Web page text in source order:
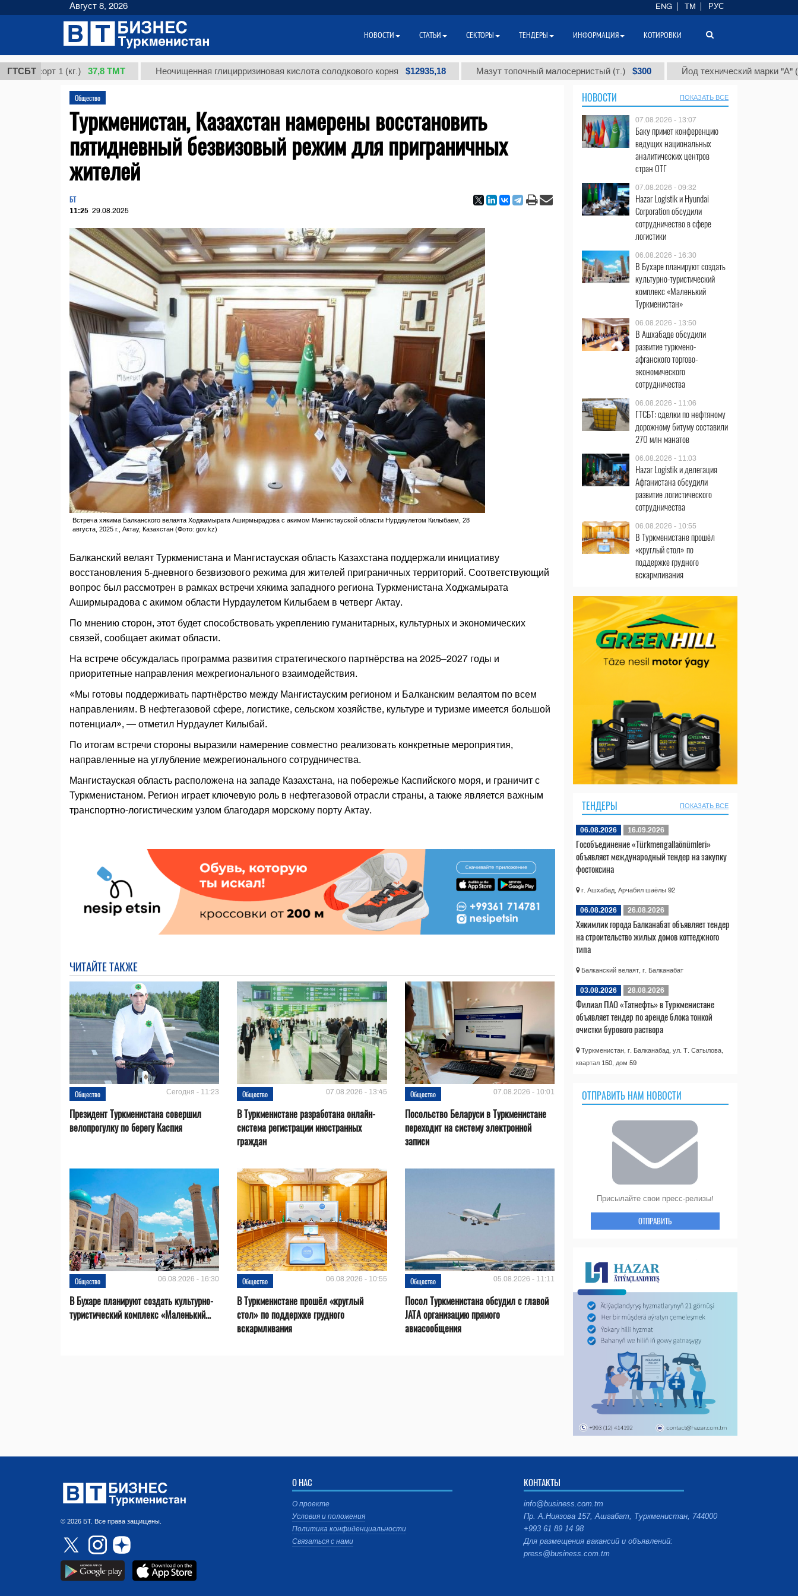
ГТСБТ1 (кг.) 37,8 ТМТ Неочищенная глицирризиновая кислота солодкового корня $12935,18 Мазут топочный малосернистый (т.) $300 Йод технический марки "А" (т.) $86
Общество
Туркменистан, Казахстан намерены восстановить
пятидневный безвизовый режим для приграничных
жителей
БТ
11:25 29.08.2025
Встреча хякима Балканского велаята Ходжамырата Аширмырадова с акимом Мангистауской области Нурдаулетом Килыбаем, 28
августа, 2025 г., Актау, Казахстан (Фото: gov.kz)
Балканский велаят Туркменистана и Мангистауская область Казахстана поддержали инициативу
восстановления 5-дневного безвизового режима для жителей приграничных территорий. Соответствующий
вопрос был рассмотрен в рамках встречи хякима западного региона Туркменистана Ходжамырата
Аширмырадова с акимом области Нурдаулетом Килыбаем в четверг Актау.
По мнению сторон, этот будет способствовать укреплению гуманитарных, культурных и экономических
связей, сообщает акимат области.
На встрече обсуждалась программа развития стратегического партнёрства на 2025–2027 годы и
приоритетные направления межрегионального взаимодействия.
«Мы готовы поддерживать партнёрство между Мангистауским регионом и Балканским велаятом по всем
направлениям. В нефтегазовой сфере, логистике, сельском хозяйстве, культуре и туризме имеется большой
потенциал», — отметил Нурдаулет Килыбай.
По итогам встречи стороны выразили намерение совместно реализовать конкретные мероприятия,
направленные на углубление межрегионального сотрудничества.
Мангистауская область расположена на западе Казахстана, на побережье Каспийского моря, и граничит с
Туркменистаном. Регион играет ключевую роль в нефтегазовой отрасли страны, а также является важным
транспортно-логистическим узлом благодаря морскому порту Актау.
ЧИТАЙТЕ ТАКЖЕ
Общество Сегодня - 11:23
Президент Туркменистана совершил
велопрогулку по берегу Каспия
Общество 07.08.2026 - 13:45
В Туркменистане разработана онлайн-
система регистрации иностранных
граждан
Общество 07.08.2026 - 10:01
Посольство Беларуси в Туркменистане
переходит на систему электронной
записи
Общество 06.08.2026 - 16:30
В Бухаре планируют создать культурно-
туристический комплекс «Маленький...
Общество 06.08.2026 - 10:55
В Туркменистане прошёл «круглый
стол» по поддержке грудного
вскармливания
Общество 05.08.2026 - 11:11
Посол Туркменистана обсудил с главой
JATA организацию прямого
авиасообщения
НОВОСТИ ПОКАЗАТЬ ВСЕ
07.08.2026 - 13:07
Баку примет конференцию
ведущих национальных
аналитических центров
стран ОТГ
07.08.2026 - 09:32
Hazar Logistik и Hyundai
Corporation обсудили
сотрудничество в сфере
логистики
06.08.2026 - 16:30
В Бухаре планируют создать
культурно-туристический
комплекс «Маленький
Туркменистан»
06.08.2026 - 13:50
В Ашхабаде обсудили
развитие туркмено-
афганского торгово-
экономического
сотрудничества
06.08.2026 - 11:06
ГТСБТ: сделки по нефтяному
дорожному битуму составили
270 млн манатов
06.08.2026 - 11:03
Hazar Logistik и делегация
Афганистана обсудили
развитие логистического
сотрудничества
06.08.2026 - 10:55
В Туркменистане прошёл
«круглый стол» по
поддержке грудного
вскармливания
ТЕНДЕРЫ ПОКАЗАТЬ ВСЕ
06.08.2026 16.09.2026
Гособъединение «Türkmengallaönümleri»
объявляет международный тендер на закупку
фостоксина
г. Ашхабад, Арчабил шаёлы 92
06.08.2026 26.08.2026
Хякимлик города Балканабат объявляет тендер
на строительство жилых домов коттеджного
типа
Балканский велаят, г. Балканабат
03.08.2026 28.08.2026
Филиал ПАО «Татнефть» в Туркменистане
объявляет тендер по аренде блока тонкой
очистки бурового раствора
Туркменистан, г. Балканабад, ул. Т. Сатылова,
квартал 150, дом 59
ОТПРАВИТЬ НАМ НОВОСТИ
Присылайте свои пресс-релизы!
ОТПРАВИТЬ
© 2026 БТ. Все права защищены.
О НАС
О проекте
Условия и положения
Политика конфиденциальности
Связаться с нами
КОНТАКТЫ
info@business.com.tm
Пр. А.Ниязова 157, Ашгабат, Туркменистан, 744000
+993 61 89 14 98
Для размещения вакансий и объявлений:
press@business.com.tm
Август 8, 2026 ENG TM РУС
НОВОСТИ СТАТЬИ СЕКТОРЫ ТЕНДЕРЫ ИНФОРМАЦИЯ КОТИРОВКИ